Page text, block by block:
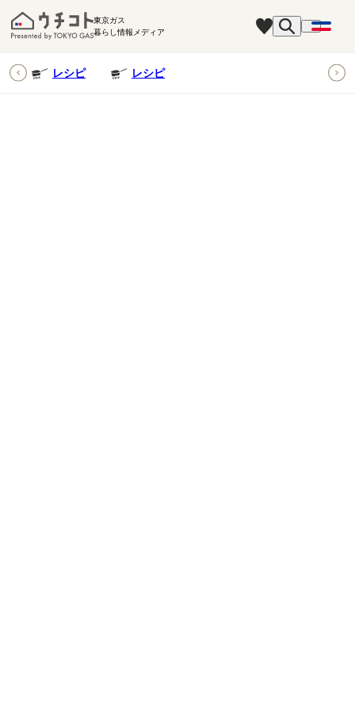
東京ガス
暮らし情報メディア
レシピ レシピ